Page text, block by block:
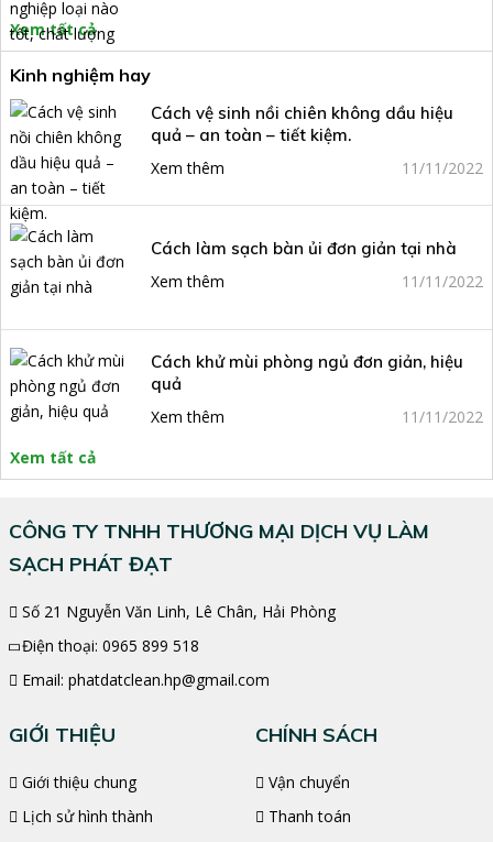
Xem tất cả
Kinh nghiệm hay
Cách vệ sinh nồi chiên không dầu hiệu
quả – an toàn – tiết kiệm.
Xem thêm
11/11/2022
Cách làm sạch bàn ủi đơn giản tại nhà
Xem thêm
11/11/2022
Cách khử mùi phòng ngủ đơn giản, hiệu
quả
Xem thêm
11/11/2022
Xem tất cả
CÔNG TY TNHH THƯƠNG MẠI DỊCH VỤ LÀM
SẠCH PHÁT ĐẠT
Số 21 Nguyễn Văn Linh, Lê Chân, Hải Phòng
Điện thoại: 0965 899 518
Email: phatdatclean.hp@gmail.com
GIỚI THIỆU
Giới thiệu chung
Lịch sử hình thành
CHÍNH SÁCH
Vận chuyển
Thanh toán